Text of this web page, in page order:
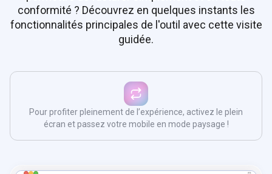
conformité ? Découvrez en quelques instants les
fonctionnalités principales de l'outil avec cette visite
guidée.
Pour profiter pleinement de l’expérience, activez le plein
écran et passez votre mobile en mode paysage !